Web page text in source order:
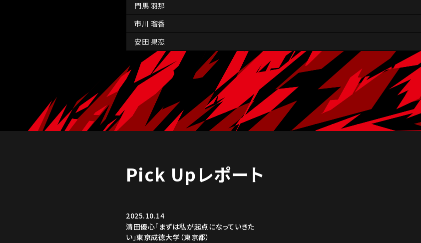
門馬 羽那
市川 瑠香
安田 果恋
Pick Upレポート
2025.10.14
清田優心「まずは私が起点になっていきた
い」東京成徳大学（東京都）